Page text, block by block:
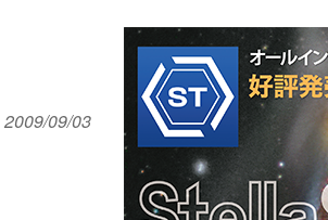
2009/09/03